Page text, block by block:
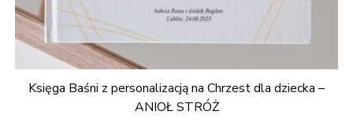
Księga Baśni z personalizacją na Chrzest dla dziecka –
ANIOŁ STRÓŻ